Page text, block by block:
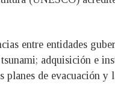
entre entidades
adquisición e
planes de evacuación y